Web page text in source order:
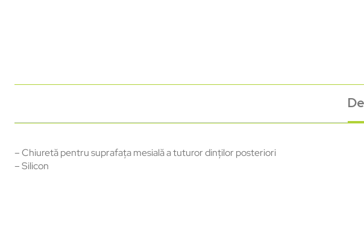
– Chiuretă pentru suprafața mesială a tuturor dinților posteriori
– Silicon